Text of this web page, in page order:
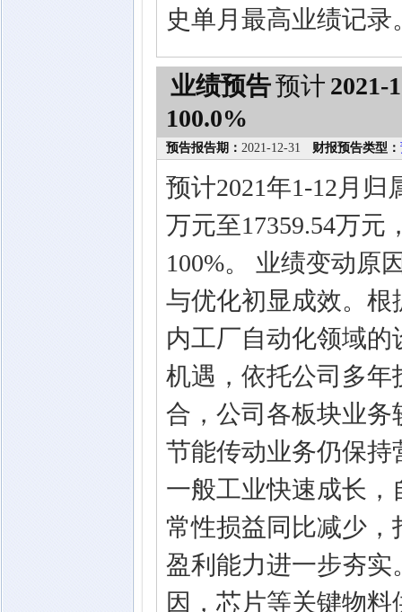
史单月最高业绩记录
业绩预告预计 2021-
100.0%
预告报告期： 2021-12-31 财报预告类型：
预计2021年1-12月归
万元至17359.54万元
100%。 业绩变动原
与优化初显成效。
内工厂自动化领域
机遇，依托公司多
合，公司各板块业
节能传动业务仍保
一般工业快速成长
常性损益同比减少
盈利能力进一步夯实
因，芯片等关键物